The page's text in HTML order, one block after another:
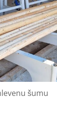
šumu